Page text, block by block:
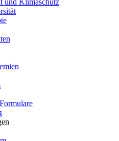
und Klimaschutz